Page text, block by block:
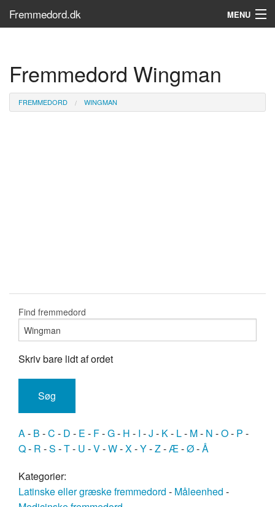
Fremmedord.dk MENU
Søg...
Find bøger
Fremmedord Wingman
FREMMEDORD WINGMAN
Find fremmedord
Skriv bare lidt af ordet
A- B -C - D - E - F-G- H - I -J - K- L- M- N -O- P -
Q- R -S -T- U -V-W-X-Y-Z-Æ-Ø-Å
Kategorier:
Latinske eller græske fremmedord - Måleenhed -